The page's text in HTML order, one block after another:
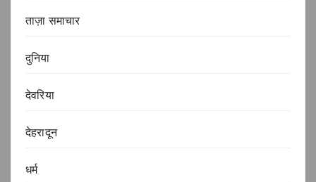
ताज़ा समाचार
दुनिया
देवरिया
देहरादून
धर्म